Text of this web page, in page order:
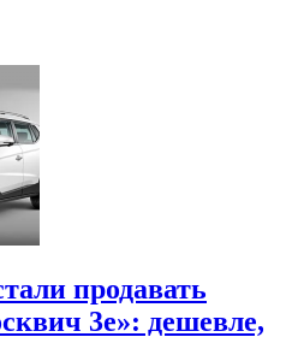
продавать
3e»: дешевле,